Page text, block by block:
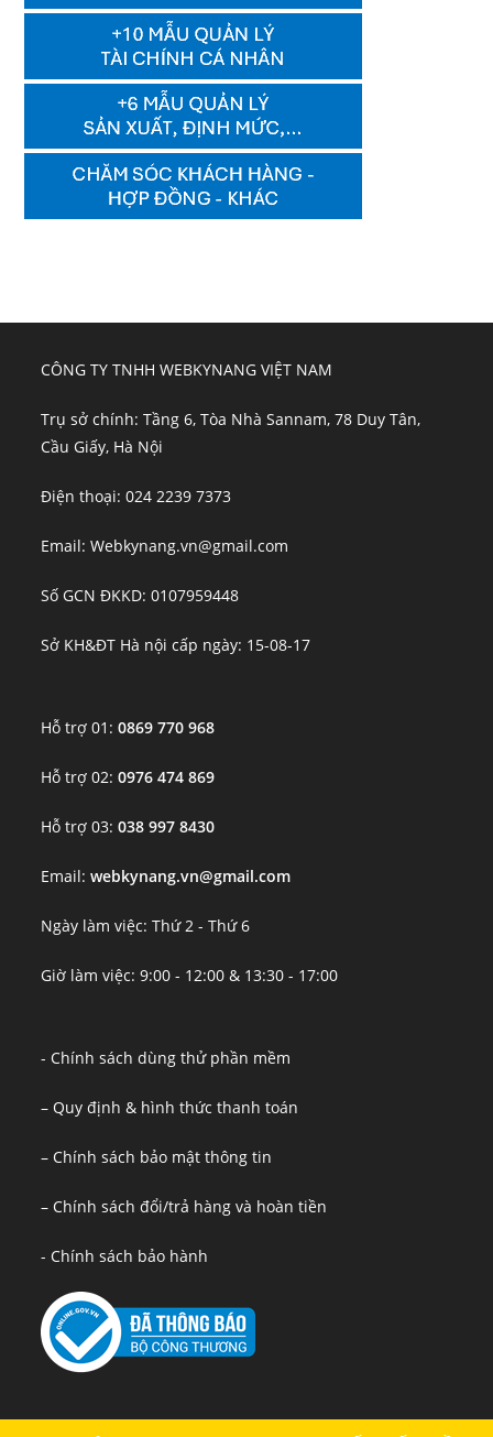
CÔNG TY TNHH WEBKYNANG VIỆT NAM
Trụ sở chính: Tầng 6, Tòa Nhà Sannam, 78 Duy Tân,
Cầu Giấy, Hà Nội
Điện thoại: 024 2239 7373
Email: Webkynang.vn@gmail.com
Số GCN ĐKKD: 0107959448
Sở KH&ĐT Hà nội cấp ngày: 15-08-17
Hỗ trợ 01:0869 770 968
Hỗ trợ 02:0976 474 869
Hỗ trợ 03:038 997 8430
Email:webkynang.vn@gmail.com
Ngày làm việc: Thứ 2 - Thứ 6
Giờ làm việc: 9:00 - 12:00 & 13:30 - 17:00
- Chính sách dùng thử phần mềm
– Quy định & hình thức thanh toán
– Chính sách bảo mật thông tin
– Chính sách đổi/trả hàng và hoàn tiền
- Chính sách bảo hành